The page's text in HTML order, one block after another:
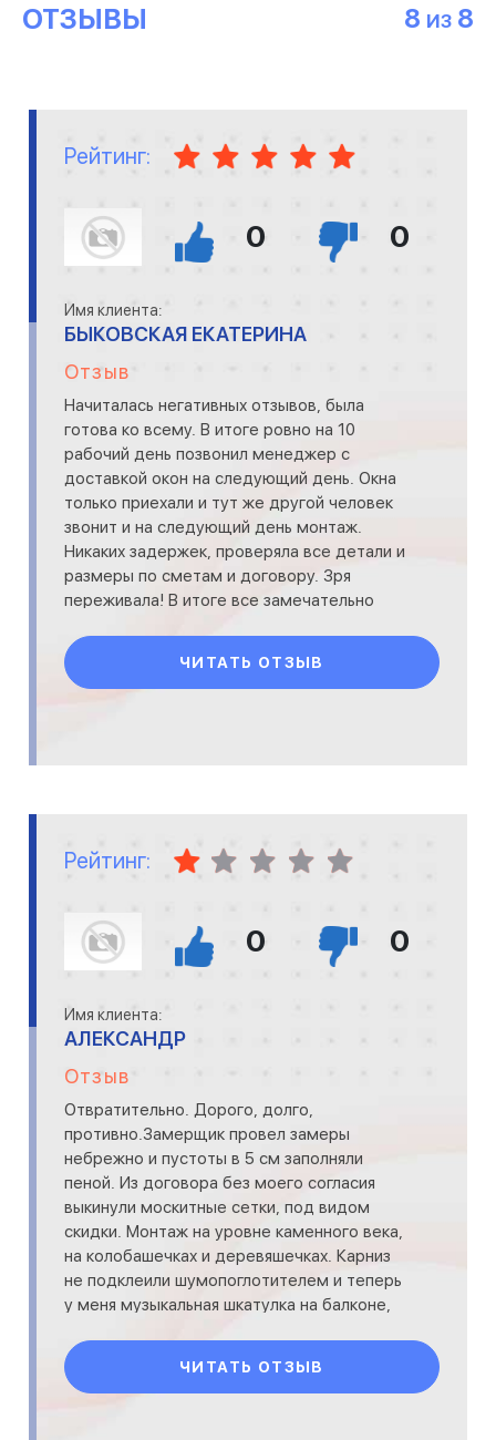
ОТЗЫВЫ 8 ИЗ 8
Рейтинг:
0 0
Имя клиента:
БЫКОВСКАЯ ЕКАТЕРИНА
Отзыв
Начиталась негативных отзывов, была
готова ко всему. В итоге ровно на 10
рабочий день позвонил менеджер с
доставкой окон на следующий день. Окна
только приехали и тут же другой человек
звонит и на следующий день монтаж.
Никаких задержек, проверяла все детали и
размеры по сметам и договору. Зря
переживала! В итоге все замечательно
ЧИТАТЬ ОТЗЫВ
Рейтинг:
0 0
Имя клиента:
АЛЕКСАНДР
Отзыв
Отвратительно. Дорого, долго,
противно.Замерщик провел замеры
небрежно и пустоты в 5 см заполняли
пеной. Из договора без моего согласия
выкинули москитные сетки, под видом
скидки. Монтаж на уровне каменного века,
на колобашечках и деревяшечках. Карниз
не подклеили шумопоглотителем и теперь
у меня музыкальная шкатулка на балконе,
ЧИТАТЬ ОТЗЫВ